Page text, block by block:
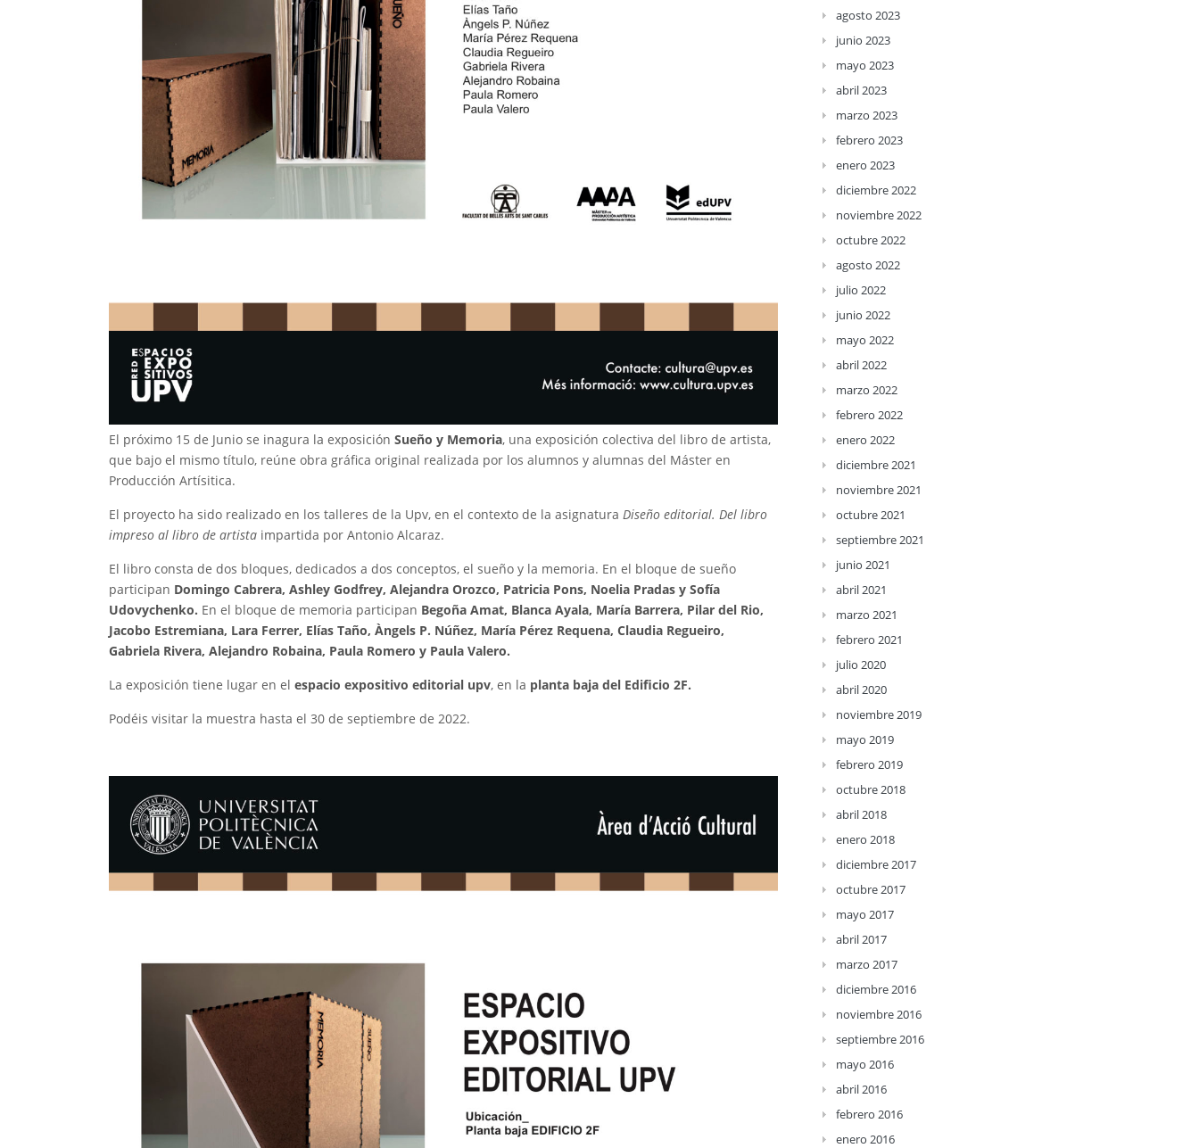
El próximo 15 de Junio se inagura la exposición Sueño y Memoria, una exposición colectiva del libro de artista,
que bajo el mismo título, reúne obra gráfica original realizada por los alumnos y alumnas del Máster en
Producción Artísitica.
El proyecto ha sido realizado en los talleres de la Upv, en el contexto de la asignatura Diseño editorial. Del libro
impreso al libro de artista impartida por Antonio Alcaraz.
El libro consta de dos bloques, dedicados a dos conceptos, el sueño y la memoria. En el bloque de sueño
participan Domingo Cabrera, Ashley Godfrey, Alejandra Orozco, Patricia Pons, Noelia Pradas y Sofía
Udovychenko. En el bloque de memoria participan Begoña Amat, Blanca Ayala, María Barrera, Pilar del Rio,
Jacobo Estremiana, Lara Ferrer, Elías Taño, Àngels P. Núñez, María Pérez Requena, Claudia Regueiro,
Gabriela Rivera, Alejandro Robaina, Paula Romero y Paula Valero.
La exposición tiene lugar en el espacio expositivo editorial upv, en la planta baja del Edificio 2F.
Podéis visitar la muestra hasta el 30 de septiembre de 2022.
agosto 2023
junio 2023
mayo 2023
abril 2023
marzo 2023
febrero 2023
enero 2023
diciembre 2022
noviembre 2022
octubre 2022
agosto 2022
julio 2022
junio 2022
mayo 2022
abril 2022
marzo 2022
febrero 2022
enero 2022
diciembre 2021
noviembre 2021
octubre 2021
septiembre 2021
junio 2021
abril 2021
marzo 2021
febrero 2021
julio 2020
abril 2020
noviembre 2019
mayo 2019
febrero 2019
octubre 2018
abril 2018
enero 2018
diciembre 2017
octubre 2017
mayo 2017
abril 2017
marzo 2017
diciembre 2016
noviembre 2016
septiembre 2016
mayo 2016
abril 2016
febrero 2016
enero 2016